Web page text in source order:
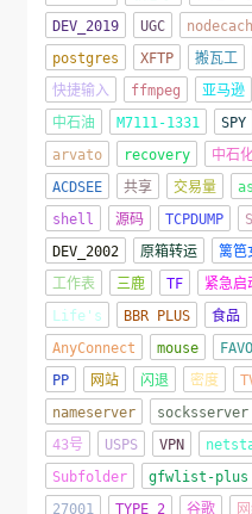
DEV_2019
UGC
postgres
XFTP 搬瓦工
快捷输入
ffmpeg 亚马逊
中石油
M7111-1331 SPY
arvato
recovery 中石
ACDSEE
共享 交易量
shell
源码 TCPDUMP
DEV_2002
原箱转运 篱笆
工作表
三鹿 TF 紧急启
Life's
BBR PLUS 食品
AnyConnect
mouse
PP
网站 闪退 密度
nameserver
socksserver
43号
USPS VPN
Subfolder
gfwlist-plus
27001
TYPE 2 谷歌